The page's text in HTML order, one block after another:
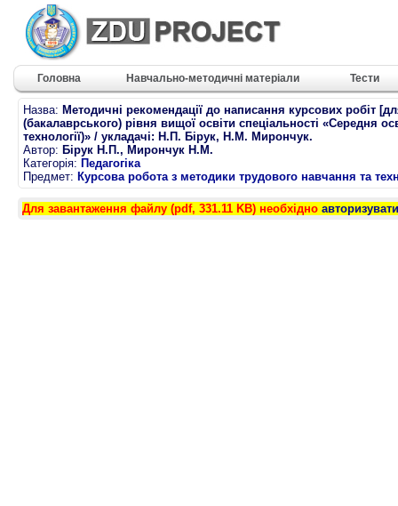
Головна Навчально-методичні матеріали Тести
Назва: Методичні рекомендації до написання курсових робіт
(бакалаврського) рівня вищої освіти спеціальності «Середня
технології)» / укладачі: Н.П. Бірук, Н.М. Мирончук.
Автор: Бірук Н.П., Мирончук Н.М.
Категорія: Педагогіка
Предмет: Курсова робота з методики трудового навчання та
Для завантаження файлу (pdf, 331.11 KB) необхідно